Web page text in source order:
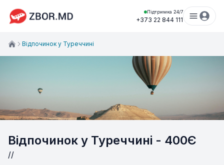
Підтримка 24/7
+373 22 844 111
Відпочинок у Туреччині
Відпочинок у Туреччині - 400Є
//